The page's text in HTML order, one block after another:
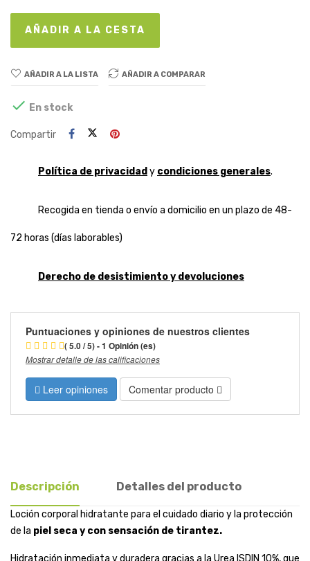
AÑADIR A LA CESTA
AÑADIR A LA LISTA AÑADIR A COMPARAR
 En stock
Compartir
Política de privacidad y condiciones generales.
Recogida en tienda o envío a domicilio en un plazo de 48-
72 horas (días laborables)
Derecho de desistimiento y devoluciones
Puntuaciones y opiniones de nuestros clientes
( 5.0 / 5) - 1 Opinión (es)
Mostrar detalle de las calificaciones
Leer opiniones Comentar producto
Descripción Detalles del producto
Loción corporal hidratante para el cuidado diario y la protección
de la piel seca y con sensación de tirantez.
Hidratación inmediata y duradera gracias a la Urea ISDIN 10%, que